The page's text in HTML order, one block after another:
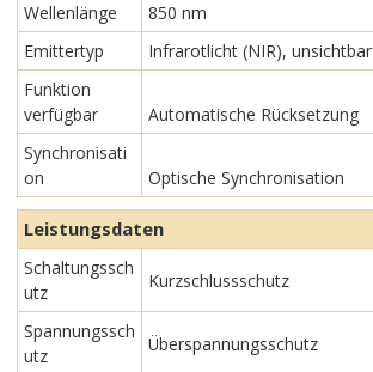
Wellenlänge
850 nm
Emittertyp
Infrarotlicht (NIR), unsichtbar
Funktion
verfügbar
Automatische Rücksetzung
Synchronisati
on
Optische Synchronisation
Leistungsdaten
Schaltungssch
utz
Kurzschlussschutz
Spannungssch
utz
Überspannungsschutz